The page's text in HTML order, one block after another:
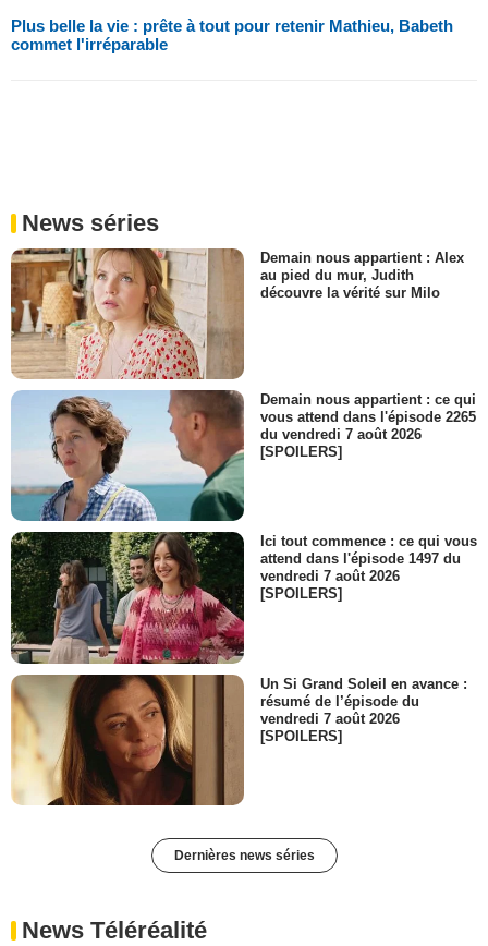
Plus belle la vie : prête à tout pour retenir Mathieu, Babeth
commet l'irréparable
News séries
Demain nous appartient : Alex
au pied du mur, Judith
découvre la vérité sur Milo
Demain nous appartient : ce qui
vous attend dans l'épisode 2265
du vendredi 7 août 2026
[SPOILERS]
Ici tout commence : ce qui vous
attend dans l'épisode 1497 du
vendredi 7 août 2026
[SPOILERS]
Un Si Grand Soleil en avance :
résumé de l’épisode du
vendredi 7 août 2026
[SPOILERS]
Dernières news séries
News Téléréalité